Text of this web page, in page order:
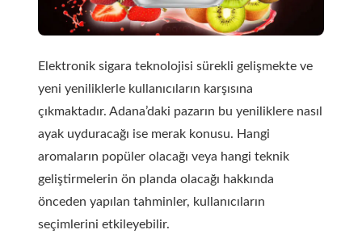
Elektronik sigara teknolojisi sürekli gelişmekte ve
yeni yeniliklerle kullanıcıların karşısına
çıkmaktadır. Adana’daki pazarın bu yeniliklere nasıl
ayak uyduracağı ise merak konusu. Hangi
aromaların popüler olacağı veya hangi teknik
geliştirmelerin ön planda olacağı hakkında
önceden yapılan tahminler, kullanıcıların
seçimlerini etkileyebilir.